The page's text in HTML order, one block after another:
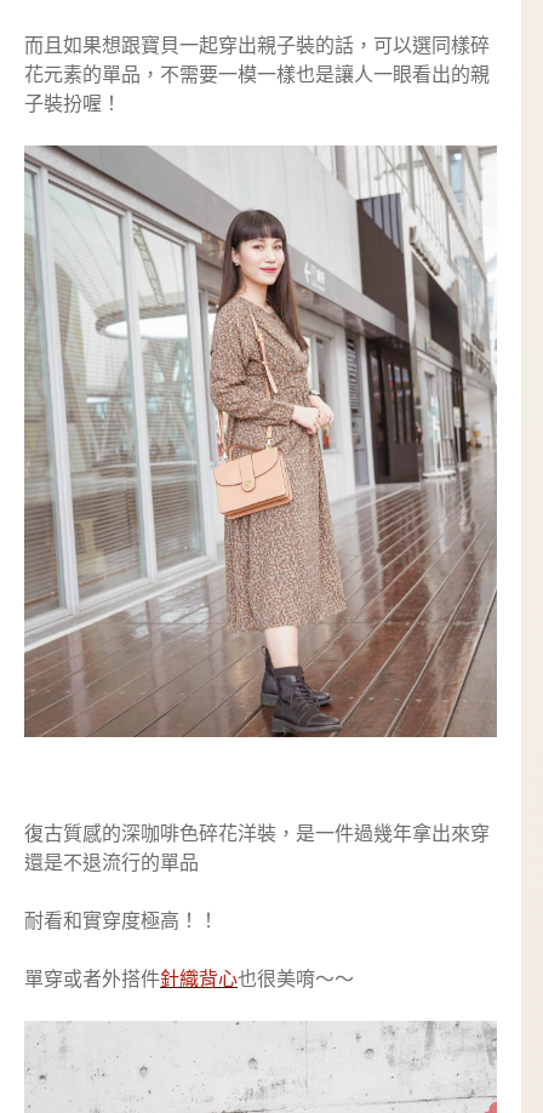
而且如果想跟寶貝一起穿出親子裝的話，可以選同樣碎
花元素的單品，不需要一模一樣也是讓人一眼看出的親
子裝扮喔！
復古質感的深咖啡色碎花洋裝，是一件過幾年拿出來穿
還是不退流行的單品
耐看和實穿度極高！！
單穿或者外搭件針織背心也很美唷～～